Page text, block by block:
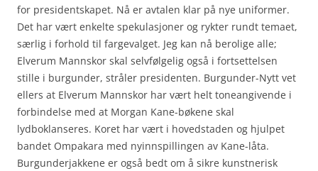
for presidentskapet. Nå er avtalen klar på nye uniformer.
Det har vært enkelte spekulasjoner og rykter rundt temaet,
særlig i forhold til fargevalget. Jeg kan nå berolige alle;
Elverum Mannskor skal selvfølgelig også i fortsettelsen
stille i burgunder, stråler presidenten. Burgunder-Nytt vet
ellers at Elverum Mannskor har vært helt toneangivende i
forbindelse med at Morgan Kane-bøkene skal
lydboklanseres. Koret har vært i hovedstaden og hjulpet
bandet Ompakara med nyinnspillingen av Kane-låta.
Burgunderjakkene er også bedt om å sikre kunstnerisk